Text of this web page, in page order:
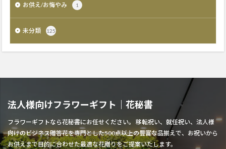
お供え/お悔やみ 1
未分類 125
法人様向けフラワーギフト│花秘書
フラワーギフトなら花秘書にお任せください。 移転祝い、就任祝い、法人様
向けのビジネス贈答花を専門とした500点以上の豊富な品揃えで、お祝いから
お供えまで目的に合わせた最適な花贈りをご提案いたします。